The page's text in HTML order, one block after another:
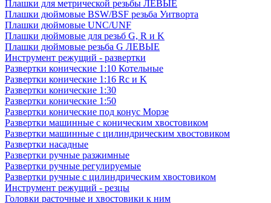
Плашки для метрической резьбы ЛЕВЫЕ
Плашки дюймовые BSW/BSF резьба Уитворта
Плашки дюймовые UNC/UNF
Плашки дюймовые для резьб G, R и K
Плашки дюймовые резьба G ЛЕВЫЕ
Инструмент режущий - развертки
Развертки конические 1:10 Котельные
Развертки конические 1:16 Rc и K
Развертки конические 1:30
Развертки конические 1:50
Развертки конические под конус Морзе
Развертки машинные с коническим хвостовиком
Развертки машинные с цилиндрическим хвостовиком
Развертки насадные
Развертки ручные разжимные
Развертки ручные регулируемые
Развертки ручные с цилиндрическим хвостовиком
Инструмент режущий - резцы
Головки расточные и хвостовики к ним